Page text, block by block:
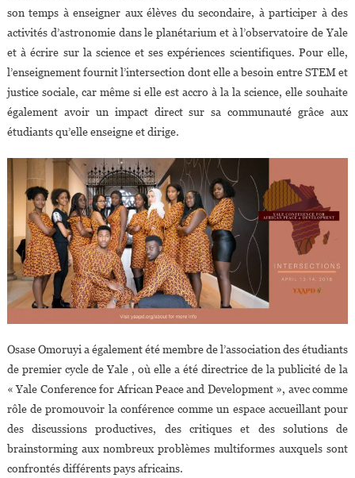
son temps à enseigner aux élèves du secondaire, à participer à des
activités d’astronomie dans le planétarium et à l’observatoire de Yale
et à écrire sur la science et ses expériences scientifiques. Pour elle,
l’enseignement fournit l’intersection dont elle a besoin entre STEM et
justice sociale, car même si elle est accro à la la science, elle souhaite
également avoir un impact direct sur sa communauté grâce aux
étudiants qu’elle enseigne et dirige.
Osase Omoruyi a également été membre de l’association des étudiants
de premier cycle de Yale , où elle a été directrice de la publicité de la
« Yale Conference for African Peace and Development », avec comme
rôle de promouvoir la conférence comme un espace accueillant pour
des discussions productives, des critiques et des solutions de
brainstorming aux nombreux problèmes multiformes auxquels sont
confrontés différents pays africains.